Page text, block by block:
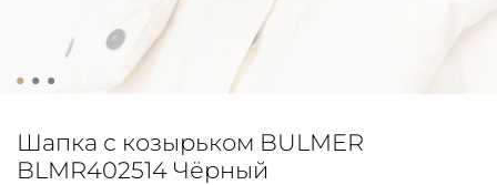
Шапка с козырьком BULMER
BLMR402514 Чёрный